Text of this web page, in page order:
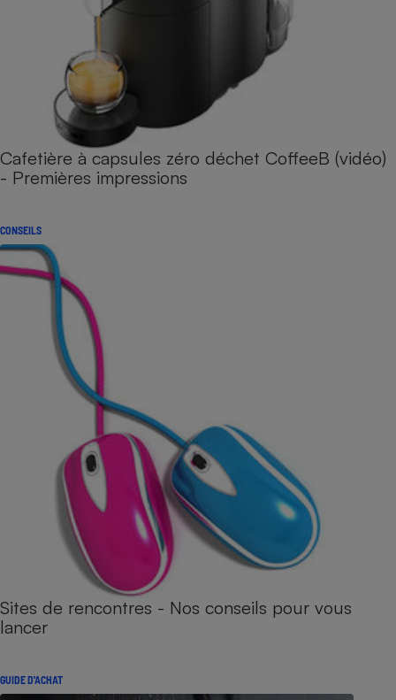
Cafetière à capsules zéro déchet CoffeeB (vidéo)
- Premières impressions
CONSEILS
Sites de rencontres - Nos conseils pour vous
lancer
GUIDE D'ACHAT